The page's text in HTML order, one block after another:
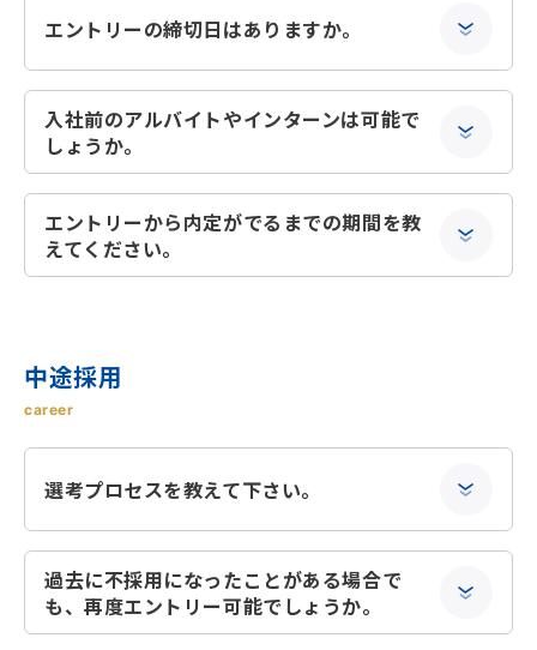
エントリーの締切日はありますか。
入社前のアルバイトやインターンは可能で
しょうか。
エントリーから内定がでるまでの期間を教
えてください。
中途採用
career
選考プロセスを教えて下さい。
過去に不採用になったことがある場合で
も、再度エントリー可能でしょうか。